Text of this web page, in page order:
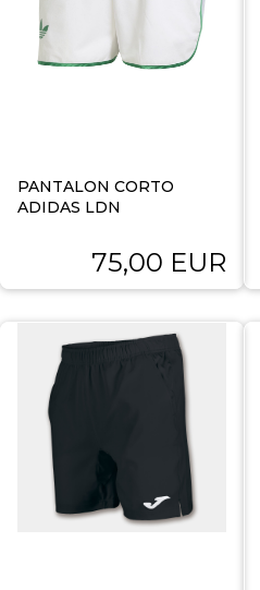
PANTALON CORTO
ADIDAS LDN
75,00 EUR